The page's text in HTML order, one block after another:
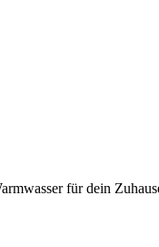
für dein